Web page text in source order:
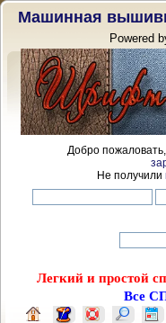
Машинная
Powered
Добро пожаловать,
Не получили
Легкий и простой
Все